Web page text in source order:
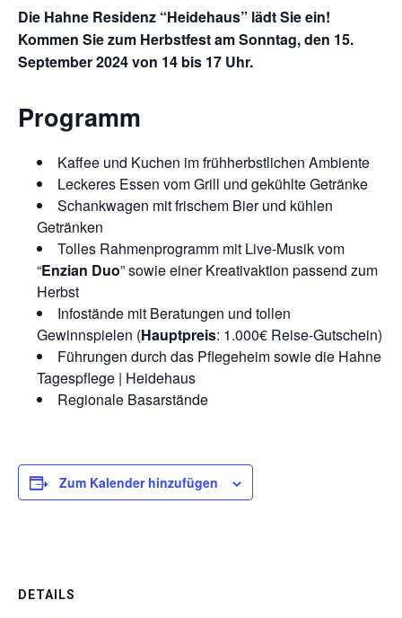
Die Hahne Residenz “Heidehaus” lädt Sie ein!
Kommen Sie zum Herbstfest am Sonntag, den 15.
September 2024 von 14 bis 17 Uhr.
Programm
Kaffee und Kuchen im frühherbstlichen Ambiente
Leckeres Essen vom Grill und gekühlte Getränke
Schankwagen mit frischem Bier und kühlen
Getränken
Tolles Rahmenprogramm mit Live-Musik vom
“Enzian Duo” sowie einer Kreativaktion passend zum
Herbst
Infostände mit Beratungen und tollen
Gewinnspielen (Hauptpreis: 1.000€ Reise-Gutschein)
Führungen durch das Pflegeheim sowie die Hahne
Tagespflege | Heidehaus
Regionale Basarstände
Zum Kalender hinzufügen
DETAILS